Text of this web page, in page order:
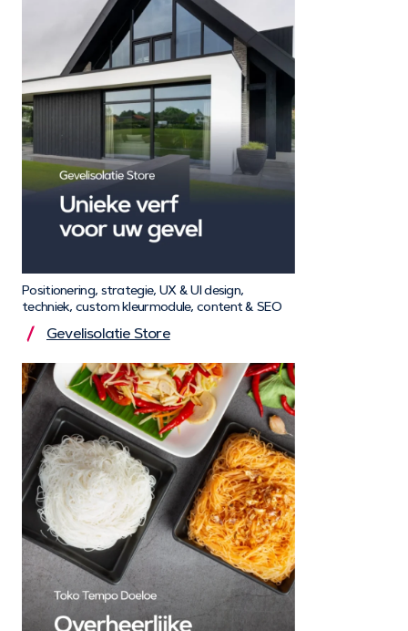
Positionering, strategie, UX & UI design,
techniek, custom kleurmodule, content & SEO
Gevelisolatie Store